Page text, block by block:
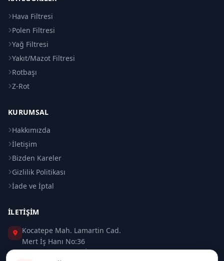
Hava Filtresi
Polen Filtresi
Yağ Filtresi
Yakıt/Mazot Filtresi
Rotbaşı
Z-Rot
KURUMSAL
Hakkımızda
İletişim
Bizden Kareler
Gizlilik Politikası
İade ve İptal
İLETIŞIM
Kocatepe Mah. Lamartin Cad.
Mert İş Hanı No:36
Taksim / Beyoğlu / İSTANBUL